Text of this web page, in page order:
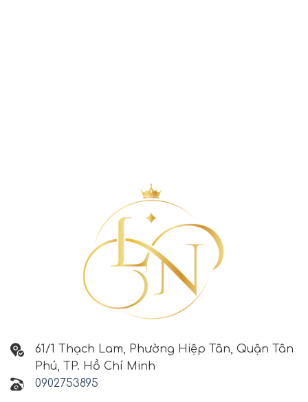
61/1 Thạch Lam, Phường Hiệp Tân, Quận Tân
Phú, TP. Hồ Chí Minh
0902753895